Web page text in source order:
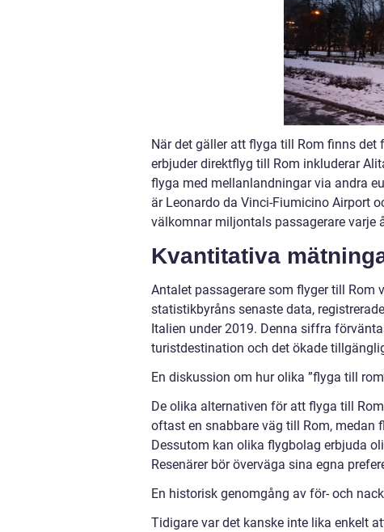
När det gäller att flyga till Rom finns
erbjuder direktflyg till Rom inkluderar
flyga med mellanlandningar via andra
är Leonardo da Vinci-Fiumicino Airport
välkomnar miljontals passagerare varje
Kvantitativa
Antalet passagerare som flyger till Rom
statistikbyråns senaste data,
Italien under 2019. Denna siffra
turistdestination och det ökade
En diskussion om hur olika ”flyga till
De olika alternativen för att flyga till
oftast en snabbare väg till Rom, medan
Dessutom kan olika flygbolag erbjuda
Resenärer bör överväga sina egna
En historisk genomgång av för- och
Tidigare var det kanske inte lika enkelt